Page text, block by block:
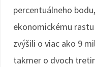
percentuálneho
ekonomickému
zvýšili o viac ako 9
takmer o dvoch